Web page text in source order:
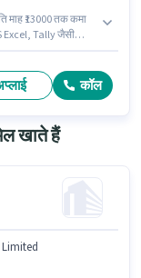
माह ₹13000 तक कमा
Tally जैसी
होना अनिवार्यकॉल
खाते हैं